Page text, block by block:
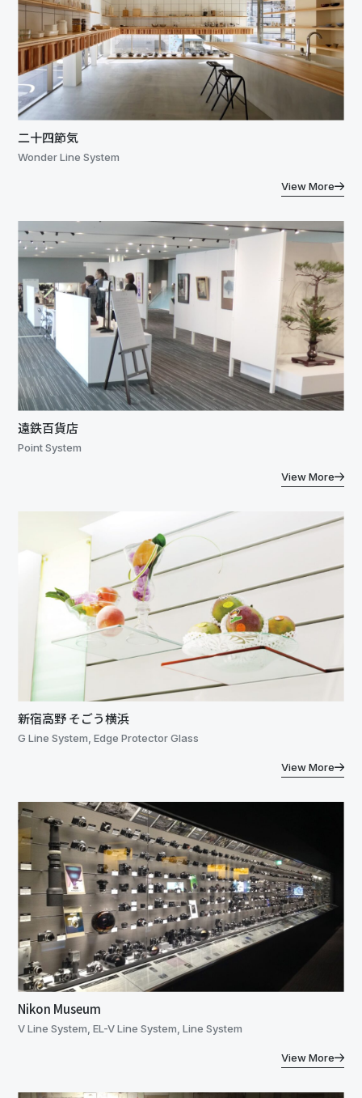
二十四節気
Wonder Line System
View More
遠鉄百貨店
Point System
View More
新宿高野 そごう横浜
G Line System, Edge Protector Glass
View More
Nikon Museum
V Line System, EL-V Line System, Line System
View More